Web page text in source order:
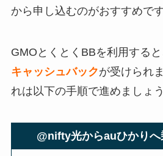
から申し込むのがおすすめです
GMOとくとくBBを利用すると
キャッシュバックが受けられ
れは以下の手順で進めましょう
@nifty光からauひかり